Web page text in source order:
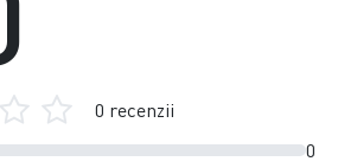
0
0 recenzii